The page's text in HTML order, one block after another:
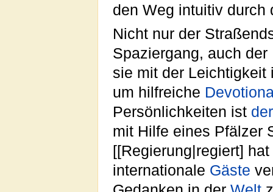
den Weg intuitiv durch
Nicht nur der
Spaziergang, auch
sie mit der Leichtigkeit
um hilfreiche
Persönlichkeiten ist
mit Hilfe eines Pfälzer
[[Regierung|regiert]
internationale Gäste